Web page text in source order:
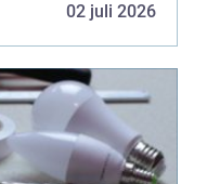
02 juli 2026